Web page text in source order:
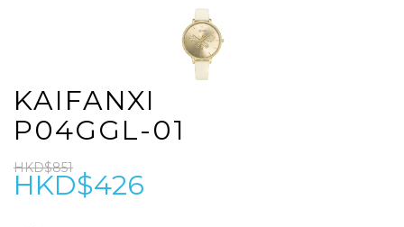
KAIFANXI
P04GGL-01
HKD$851
HKD$426